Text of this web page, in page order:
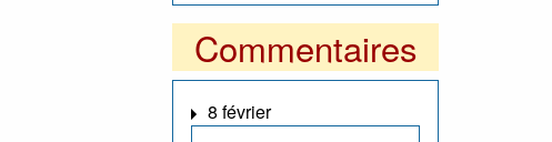
Commentaires
8 février